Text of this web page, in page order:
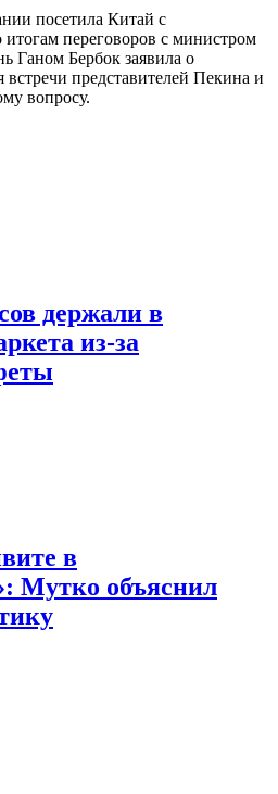
посетила Китай с
переговоров с министром
Ганом Бербок заявила о
представителей Пекина и
вопросу.
держали в
из-за
в
Мутко объяснил